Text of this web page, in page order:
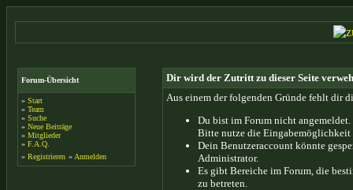
Forum-Übersicht
» Start
» Team
» Suche
» Neue Beiträge
» Mitglieder
» F.A.Q.
» Registrieren » Anmelden
Dir wird der Zutritt zu dieser Seite
Aus einem der folgenden Gründe fehlt dir
Du bist im Forum nicht
Bitte nutze die Eingabemöglichkeit
Dein Benutzeraccount könnte
Administrator.
Es gibt Bereiche im Forum, die
zu betreten.